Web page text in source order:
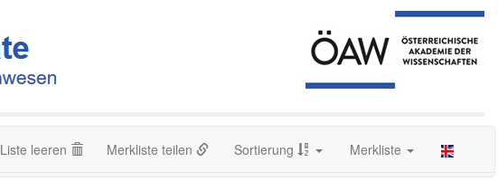
Liste leeren Merkliste teilen Sortierung Merkliste